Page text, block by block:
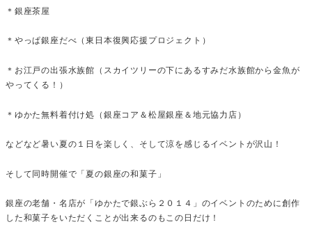
＊銀座茶屋
＊やっぱ銀座だべ（東日本復興応援プロジェクト）
＊お江戸の出張水族館（スカイツリーの下にあるすみだ水族館から金魚が
やってくる！）
＊ゆかた無料着付け処（銀座コア＆松屋銀座＆地元協力店）
などなど暑い夏の１日を楽しく、そして涼を感じるイベントが沢山！
そして同時開催で「夏の銀座の和菓子」
銀座の老舗・名店が「ゆかたで銀ぶら２０１４」のイベントのために創作
した和菓子をいただくことが出来るのもこの日だけ！